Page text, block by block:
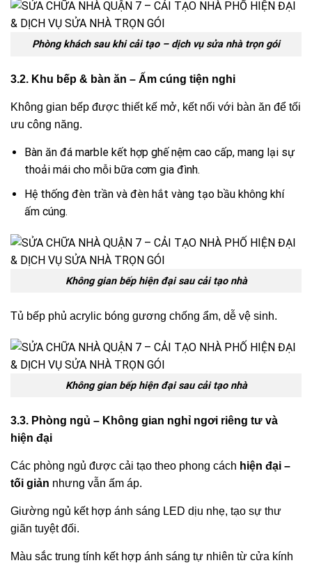
Phòng khách sau khi cải tạo – dịch vụ sửa nhà trọn gói
3.2. Khu bếp & bàn ăn – Ấm cúng tiện nghi
Không gian bếp được thiết kế mở, kết nối với bàn ăn để tối
ưu công năng.
Bàn ăn đá marble kết hợp ghế nệm cao cấp, mang lại sự
thoải mái cho mỗi bữa cơm gia đình.
Hệ thống đèn trần và đèn hắt vàng tạo bầu không khí
ấm cúng.
Không gian bếp hiện đại sau cải tạo nhà
Tủ bếp phủ acrylic bóng gương chống ẩm, dễ vệ sinh.
Không gian bếp hiện đại sau cải tạo nhà
3.3. Phòng ngủ – Không gian nghỉ ngơi riêng tư và
hiện đại
Các phòng ngủ được cải tạo theo phong cách hiện đại –
tối giản nhưng vẫn ấm áp.
Giường ngủ kết hợp ánh sáng LED dịu nhẹ, tạo sự thư
giãn tuyệt đối.
Màu sắc trung tính kết hợp ánh sáng tự nhiên từ cửa kính